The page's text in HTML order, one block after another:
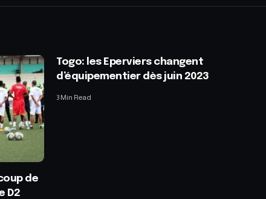
de
D2
Togo: les Eperviers changent
d’équipementier dès juin 2023
3 Min Read